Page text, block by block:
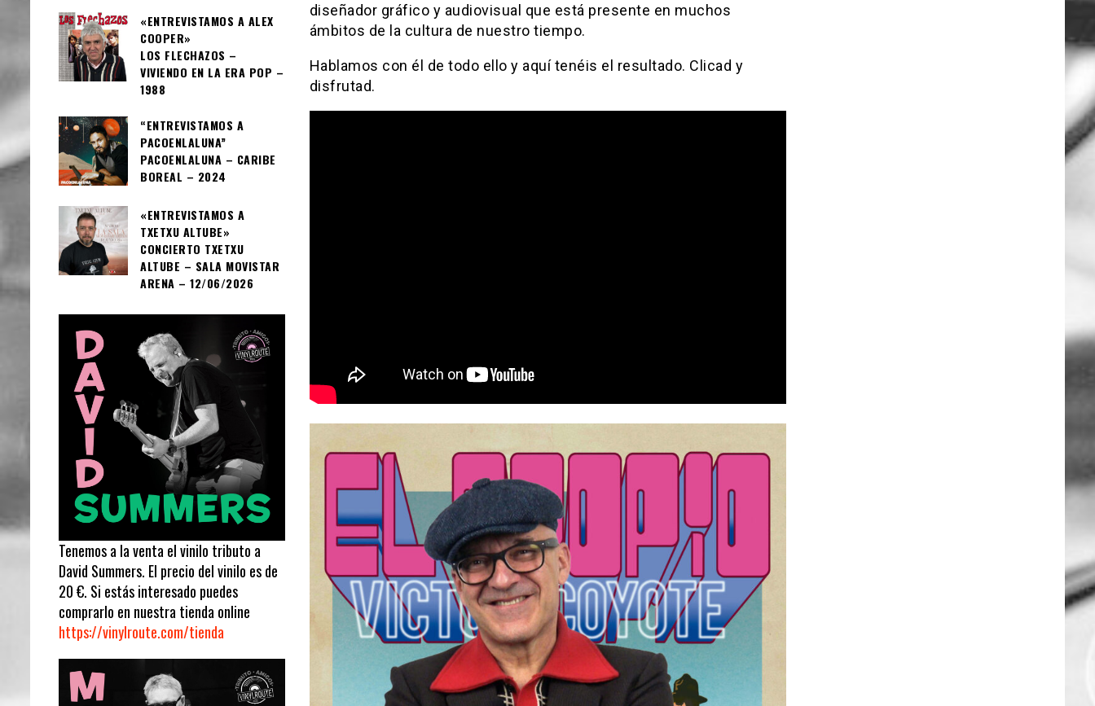
diseñador gráfico y audiovisual que está presente en muchos
ámbitos de la cultura de nuestro tiempo.
Hablamos con él de todo ello y aquí tenéis el resultado. Clicad y
disfrutad.
«ENTREVISTAMOS A ALEX
COOPER»
LOS FLECHAZOS –
VIVIENDO EN LA ERA POP –
1988
“ENTREVISTAMOS A
PACOENLALUNA”
PACOENLALUNA – CARIBE
BOREAL – 2024
«ENTREVISTAMOS A
TXETXU ALTUBE»
CONCIERTO TXETXU
ALTUBE – SALA MOVISTAR
ARENA – 12/06/2026
Tenemos a la venta el vinilo tributo a
David Summers. El precio del vinilo es de
20 €. Si estás interesado puedes
comprarlo en nuestra tienda online
https://vinylroute.com/tienda